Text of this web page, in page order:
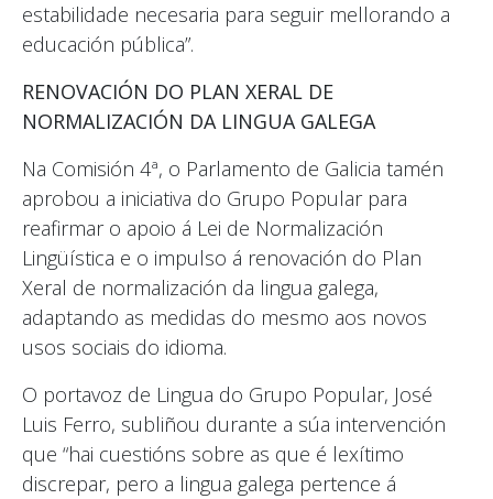
estabilidade necesaria para seguir mellorando a
educación pública”.
RENOVACIÓN DO PLAN XERAL DE
NORMALIZACIÓN DA LINGUA GALEGA
Na Comisión 4ª, o Parlamento de Galicia tamén
aprobou a iniciativa do Grupo Popular para
reafirmar o apoio á Lei de Normalización
Lingüística e o impulso á renovación do Plan
Xeral de normalización da lingua galega,
adaptando as medidas do mesmo aos novos
usos sociais do idioma.
O portavoz de Lingua do Grupo Popular, José
Luis Ferro, subliñou durante a súa intervención
que “hai cuestións sobre as que é lexítimo
discrepar, pero a lingua galega pertence á